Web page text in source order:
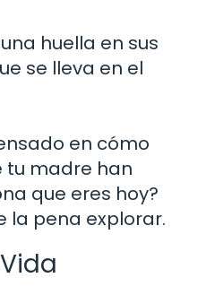
huella en sus
se lleva en el
en cómo
tu madre han
que eres hoy?
la pena explorar.